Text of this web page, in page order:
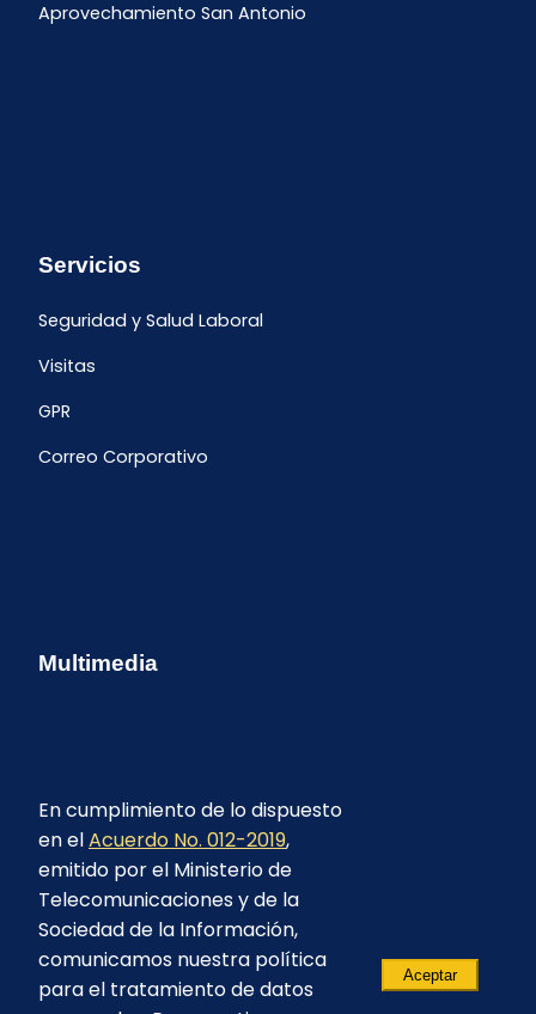
Aprovechamiento San Antonio
Servicios
Seguridad y Salud Laboral
Visitas
GPR
Correo Corporativo
Multimedia
En cumplimiento de lo dispuesto
en elAcuerdo No. 012-2019,
emitido por el Ministerio de
Telecomunicaciones y de la
Sociedad de la Información,
comunicamos nuestra política
para el tratamiento de datos
Aceptar